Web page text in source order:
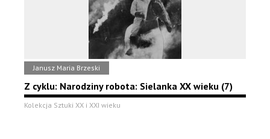
Janusz Maria Brzeski
Z cyklu: Narodziny robota: Sielanka XX wieku (7)
Kolekcja Sztuki XX i XXI wieku